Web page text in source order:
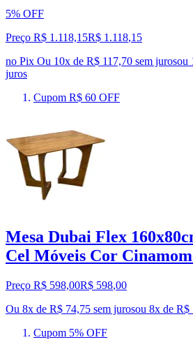
5% OFF
Preço R$ 1.118,15R$ 1.118,15
no Pix Ou 10x de R$ 117,70 sem jurosou
juros
Cupom R$ 60 OFF
Mesa Dubai Flex
Cel Móveis Cor
Preço R$ 598,00R$ 598,00
Ou 8x de R$ 74,75 sem jurosou 8x de R$
Cupom 5% OFF